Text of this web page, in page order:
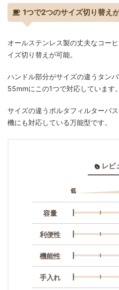
1つで2つのサイズ切り替え
オールステンレス製の丈夫なコー
イズ切り替えが可能。
ハンドル部分がサイズの違うタン
55mmにこの1つで対応しています。
サイズの違うポルタフィルターバ
機にも対応している万能型です。
レビ
容量
利便性
機能性
手入れ